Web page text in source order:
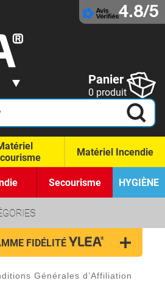
4.8/5
Panier
0 produit
Matériel Incendie
Secourisme HYGIÈNE
FIDÉLITÉ
Générales d’Affiliation